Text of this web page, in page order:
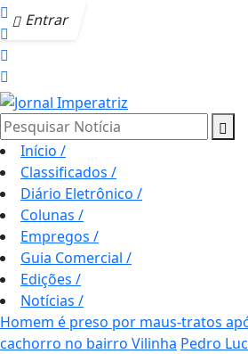
Entrar
Pesquisar Notícia
Início /
Classificados /
Diário Eletrônico /
Colunas /
Empregos /
Guia Comercial /
Edições /
Notícias /
Homem é preso por maus-tratos
cachorro no bairro Vilinha Pedro